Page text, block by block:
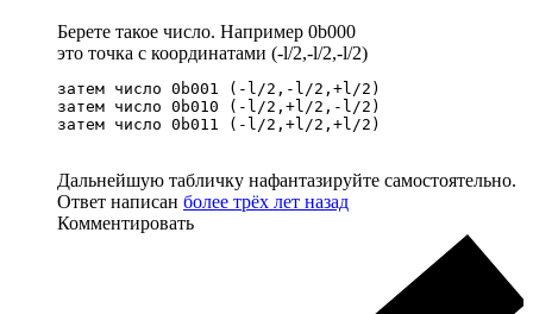
Берете такое число. Например 0b000
это точка с координатами (-l/2,-l/2,-l/2)
затем число 0b001 (-l/2,-l/2,+l/2)
затем число 0b010 (-l/2,+l/2,-l/2)
затем число 0b011 (-l/2,+l/2,+l/2)
Дальнейшую табличку нафантазируйте самостоятельно.
Ответ написан более трёх лет назад
Комментировать